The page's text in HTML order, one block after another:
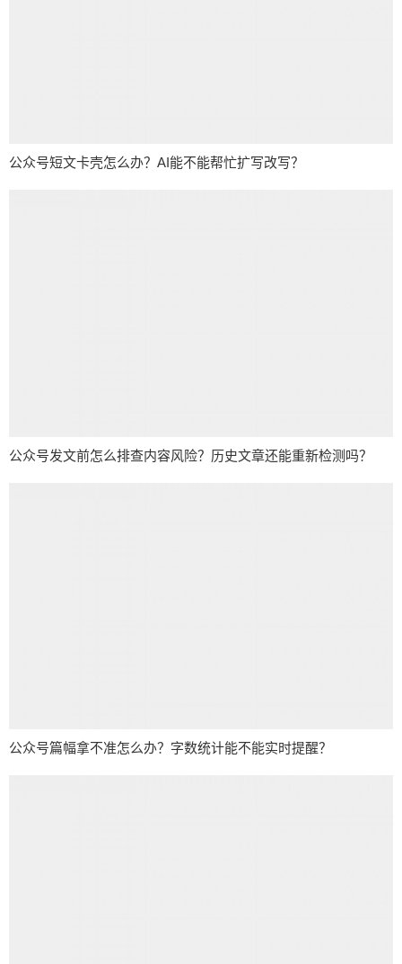
公众号短文卡壳怎么办？AI能不能帮忙扩写改写？
公众号发文前怎么排查内容风险？历史文章还能重新检测吗？
公众号篇幅拿不准怎么办？字数统计能不能实时提醒？